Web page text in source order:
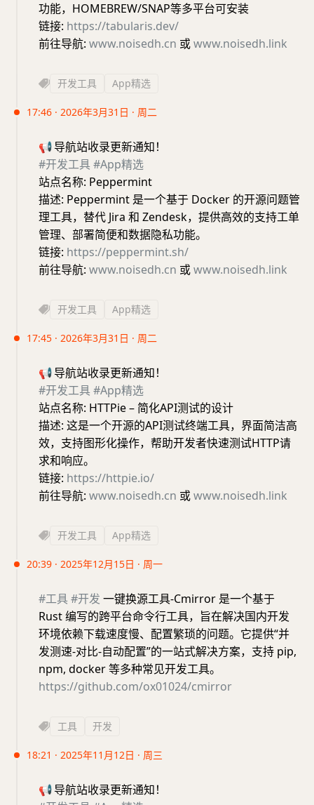
功能，HOMEBREW/SNAP等多平台可安装
链接: https://tabularis.dev/
前往导航: www.noisedh.cn 或www.noisedh.link
开发工具 App精选
17:46 · 2026年3月31日 · 周二
📢导航站收录更新通知！
#开发工具#App精选
站点名称: Peppermint
描述: Peppermint 是一个基于 Docker 的开源问题管
理工具，替代 Jira 和 Zendesk，提供高效的支持工单
管理、部署简便和数据隐私功能。
链接: https://peppermint.sh/
前往导航: www.noisedh.cn 或www.noisedh.link
开发工具 App精选
17:45 · 2026年3月31日 · 周二
📢导航站收录更新通知！
#开发工具#App精选
站点名称: HTTPie – 简化API测试的设计
描述: 这是一个开源的API测试终端工具，界面简洁高
效，支持图形化操作，帮助开发者快速测试HTTP请
求和响应。
链接: https://httpie.io/
前往导航: www.noisedh.cn 或www.noisedh.link
开发工具 App精选
20:39 · 2025年12月15日 · 周一
#工具#开发 一键换源工具-Cmirror 是一个基于
Rust 编写的跨平台命令行工具，旨在解决国内开发
环境依赖下载速度慢、配置繁琐的问题。它提供“并
发测速-对比-自动配置”的一站式解决方案，支持 pip,
npm, docker 等多种常见开发工具。
https://github.com/ox01024/cmirror
工具 开发
18:21 · 2025年11月12日 · 周三
📢导航站收录更新通知！